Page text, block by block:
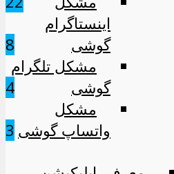
اینستاگرام
گوشی
8
مشکل تلگرام
گوشی
4
مشکل
واتساپ گوشی 3